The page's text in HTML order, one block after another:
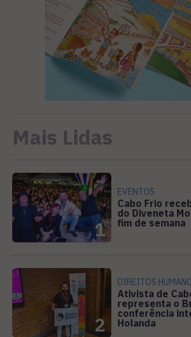
Mais Lidas
1
EVENTOS
Cabo Frio
do Diveneta
fim de semana
2
DIREITOS
Ativista de
representa o
conferência
Holanda